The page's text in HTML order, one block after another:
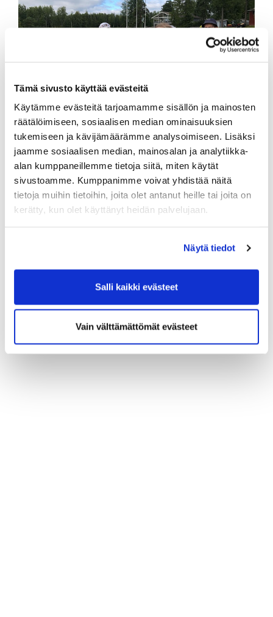
Tämä sivusto käyttää evästeitä
Käytämme evästeitä tarjoamamme sisällön ja mainosten
räätälöimiseen, sosiaalisen median ominaisuuksien
tukemiseen ja kävijämäärämme analysoimiseen. Lisäksi
jaamme sosiaalisen median, mainosalan ja analytiikka-
alan kumppaneillemme tietoja siitä, miten käytät
sivustoamme. Kumppanimme voivat yhdistää näitä
tietoja muihin tietoihin, joita olet antanut heille tai joita on
kerätty, kun olet käyttänyt heidän palvelujaan.
Näytä tiedot
Salli kaikki evästeet
Vain välttämättömät evästeet
Naiset kiittivät Kimmoa kesän treeneistä